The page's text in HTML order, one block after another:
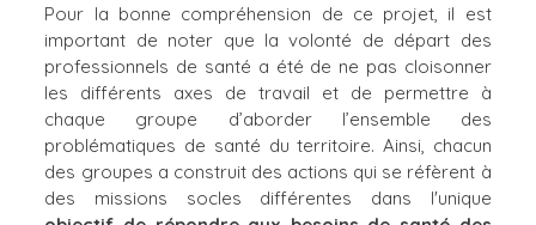
Pour la bonne compréhension de ce projet, il est
important de noter que la volonté de départ des
professionnels de santé a été de ne pas cloisonner
les différents axes de travail et de permettre à
chaque groupe d’aborder l’ensemble des
problématiques de santé du territoire. Ainsi, chacun
des groupes a construit des actions qui se réfèrent à
des missions socles différentes dans l'unique